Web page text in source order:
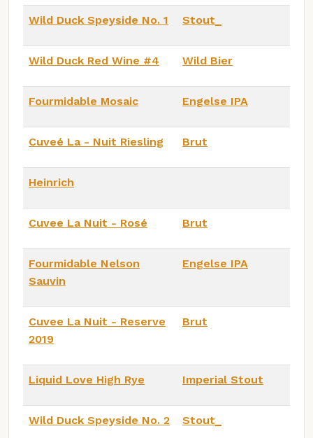
Wild Duck Speyside No. 1 Stout_
Wild Duck Red Wine #4 Wild Bier
Fourmidable Mosaic Engelse IPA
Cuveé La - Nuit Riesling Brut
Heinrich
Cuvee La Nuit - Rosé Brut
Fourmidable Nelson
Sauvin
Engelse IPA
Cuvee La Nuit - Reserve
2019
Brut
Liquid Love High Rye Imperial Stout
Wild Duck Speyside No. 2 Stout_